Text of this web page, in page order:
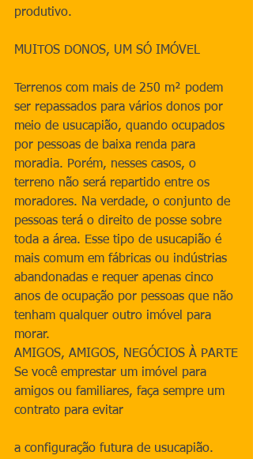
produtivo.
MUITOS DONOS, UM SÓ IMÓVEL
Terrenos com mais de 250 m² podem
ser repassados para vários donos por
meio de usucapião, quando ocupados
por pessoas de baixa renda para
moradia. Porém, nesses casos, o
terreno não será repartido entre os
moradores. Na verdade, o conjunto de
pessoas terá o direito de posse sobre
toda a área. Esse tipo de usucapião é
mais comum em fábricas ou indústrias
abandonadas e requer apenas cinco
anos de ocupação por pessoas que não
tenham qualquer outro imóvel para
morar.
AMIGOS, AMIGOS, NEGÓCIOS À PARTE
Se você emprestar um imóvel para
amigos ou familiares, faça sempre um
contrato para evitar
a configuração futura de usucapião.